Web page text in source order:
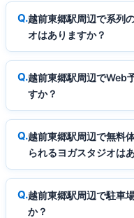
越前東郷駅周辺で系列
オはありますか？
越前東郷駅周辺でWeb
すか？
越前東郷駅周辺で無料
られるヨガスタジオは
越前東郷駅周辺で駐車
か？